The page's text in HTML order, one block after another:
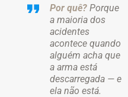
Por quê? Porque
a maioria dos
acidentes
acontece quando
alguém acha que
a arma está
descarregada — e
ela não está.